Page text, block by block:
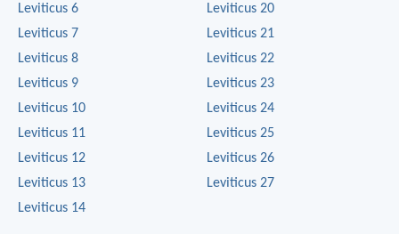
Leviticus 6
Leviticus 7
Leviticus 8
Leviticus 9
Leviticus 10
Leviticus 11
Leviticus 12
Leviticus 13
Leviticus 14
Leviticus 20
Leviticus 21
Leviticus 22
Leviticus 23
Leviticus 24
Leviticus 25
Leviticus 26
Leviticus 27